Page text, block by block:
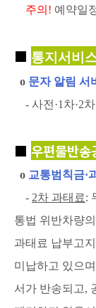
주의! 예약일
■ 통지서비
ο 문자 알림 서
- 사전·1차·2
■ 우편물반송
ο 교통범칙금·
- 2차 과태료:
통법 위반차량
과태료 납부고
미납하고 있으
서가 반송되고,